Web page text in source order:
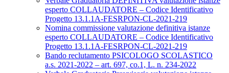
esperto COLLAUDATORE – Codice Identificativo
Progetto 13.1.1A-FESRPON-CL-2021-219
Nomina commissione valutazione definitiva istanze
esperto COLLAUDATORE – Codice Identificativo
Progetto 13.1.1A-FESRPON-CL-2021-219
Bando reclutamento PSICOLOGO SCOLASTICO
a.s. 2021-2022 – art. 697, co.1, L. n. 234-2022